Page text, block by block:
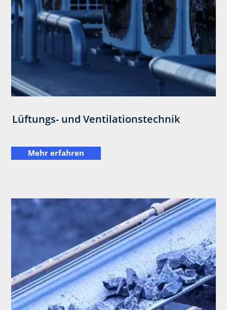
Lüftungs- und Ventilationstechnik
Mehr erfahren